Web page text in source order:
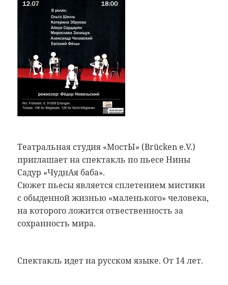
Театральная студия «МостЫ» (Brücken e.V.)
приглашает на спектакль по пьесе Нины
Садур «ЧуднАя баба».
Сюжет пьесы является сплетением мистики
с обыденной жизнью «маленького» человека,
на которого ложится отвественность за
сохранность мира.
Спектакль идет на русском языке. От 14 лет.